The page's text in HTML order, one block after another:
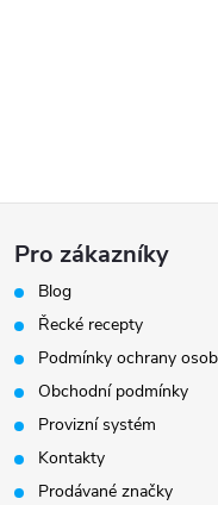
Z
á
p
a
t
Pro zákazníky
Blog
Řecké recepty
Podmínky ochrany
Obchodní podmínky
Provizní systém
Kontakty
Prodávané značky